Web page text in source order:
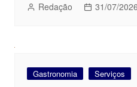
Redação 31/07/2026
Gastronomia Serviços